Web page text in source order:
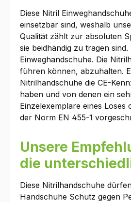
Diese Nitril
einsetzbar sind, weshalb
Qualität zählt zur absoluten
sie beidhändig zu tragen
Einweghandschuhe. Die
führen können, abzuhalten.
Nitrilhandschuhe die CE-
haben und von denen ein
Einzelexemplare eines
der Norm EN 455-1
Unsere
die
Diese Nitrilhandschuhe
Handschuhe Schutz gegen